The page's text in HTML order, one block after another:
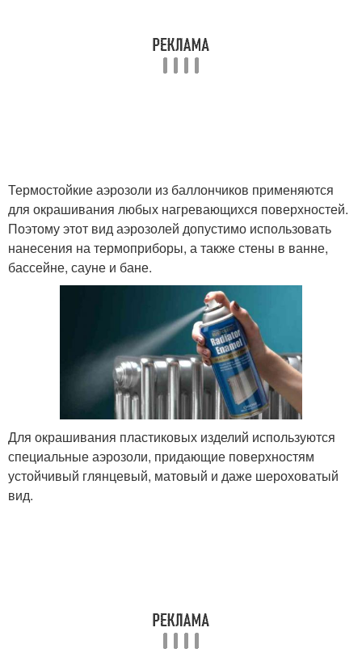
Термостойкие аэрозоли из баллончиков применяются
для окрашивания любых нагревающихся поверхностей.
Поэтому этот вид аэрозолей допустимо использовать
нанесения на термоприборы, а также стены в ванне,
бассейне, сауне и бане.
Для окрашивания пластиковых изделий используются
специальные аэрозоли, придающие поверхностям
устойчивый глянцевый, матовый и даже шероховатый
вид.